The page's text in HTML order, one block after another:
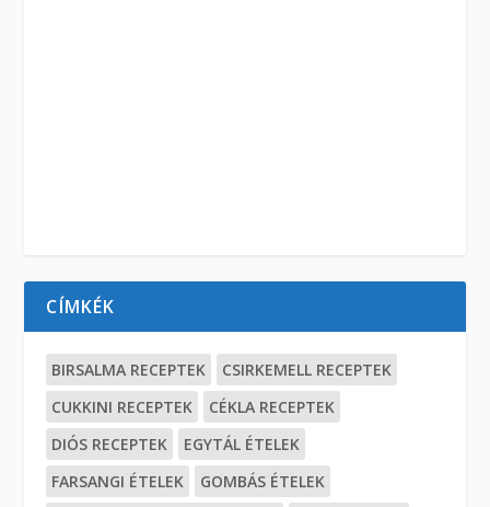
CÍMKÉK
BIRSALMA RECEPTEK
CSIRKEMELL RECEPTEK
CUKKINI RECEPTEK
CÉKLA RECEPTEK
DIÓS RECEPTEK
EGYTÁL ÉTELEK
FARSANGI ÉTELEK
GOMBÁS ÉTELEK